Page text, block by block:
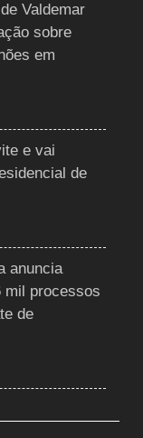
Valdemar
sobre
em
e vai
de
anuncia
mil processos
de